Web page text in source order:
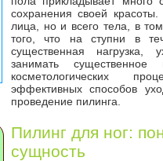
сохранения своей
лица, но и всего тела, в
того, что на ступни в
существенная
занимать
косметологических
эффективных способов
проведение пилинга.
Пилинг для ног:
сущность